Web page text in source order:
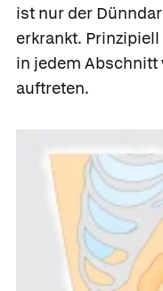
ist nur der
erkrankt.
in jedem Abschnitt
auftreten.